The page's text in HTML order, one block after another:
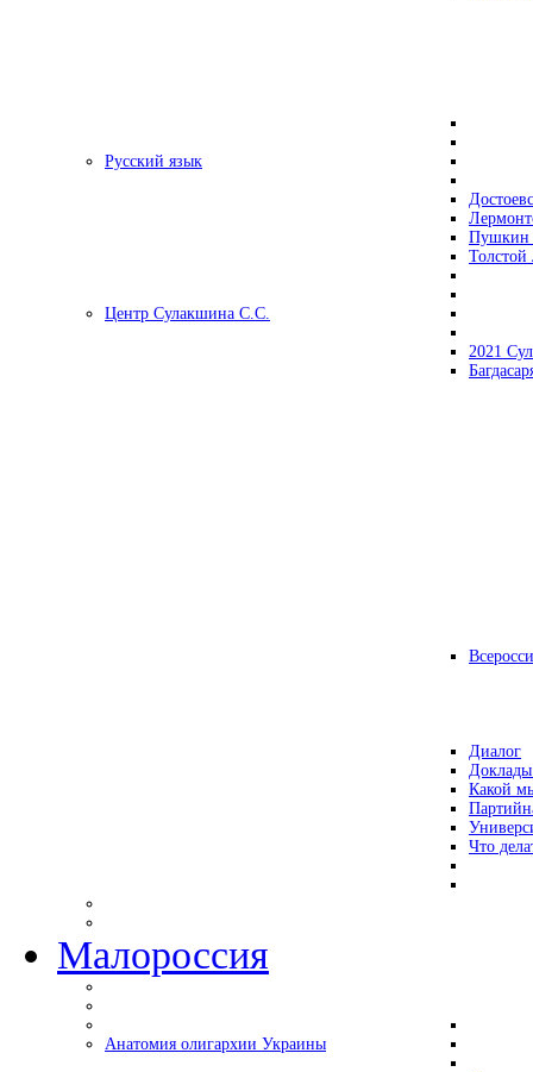
Русский язык
Центр Сулакшина С.С.
2021
Диалог
Какой
Что
Малороссия
Анатомия олигархии Украины